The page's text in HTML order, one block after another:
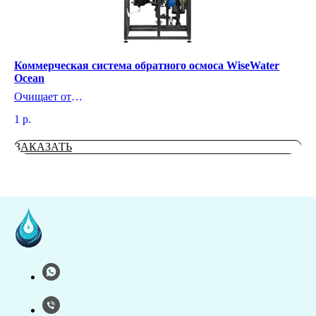
Коммерческая система обратного осмоса WiseWater
Ocean
Очищает от
ь Запаха сероводорода Взвешенные вещества
1 р.
ЗАКАЗАТЬ